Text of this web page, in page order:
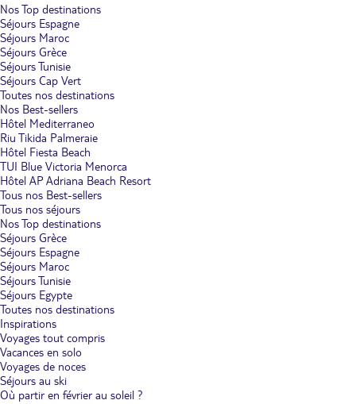
Nos Top destinations
Séjours Espagne
Séjours Maroc
Séjours Grèce
Séjours Tunisie
Séjours Cap Vert
Toutes nos destinations
Nos Best-sellers
Hôtel Mediterraneo
Riu Tikida Palmeraie
Hôtel Fiesta Beach
TUI Blue Victoria Menorca
Hôtel AP Adriana Beach Resort
Tous nos Best-sellers
Tous nos séjours
Nos Top destinations
Séjours Grèce
Séjours Espagne
Séjours Maroc
Séjours Tunisie
Séjours Egypte
Toutes nos destinations
Inspirations
Voyages tout compris
Vacances en solo
Voyages de noces
Séjours au ski
Où partir en février au soleil ?